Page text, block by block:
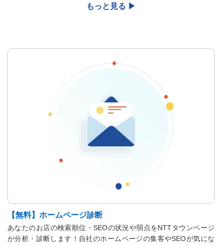
【無料】ホームページ診断
あなたのお店の検索順位・SEOの状況や弱点をNTTタウンページ
が分析・診断します！自社のホームページの集客やSEOが気にな